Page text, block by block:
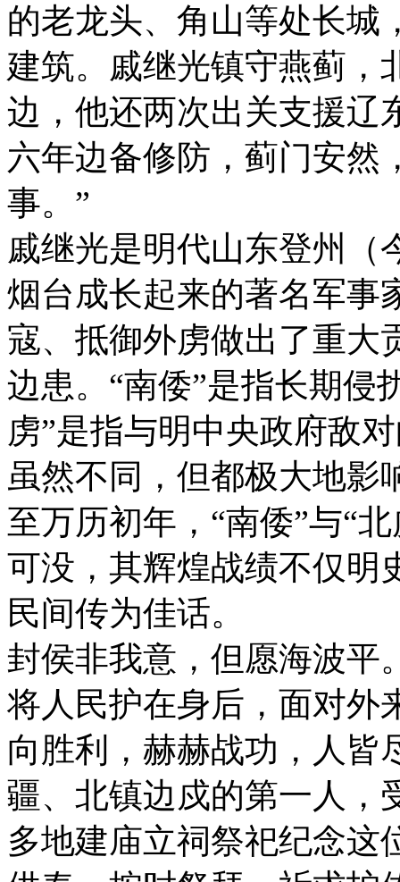
的老龙头、角山等处长城
建筑。戚继光镇守燕蓟，
边，他还两次出关支援辽
六年边备修防，蓟门安然
事。”
戚继光是明代山东登州（
烟台成长起来的著名军事
寇、抵御外虏做出了重大
边患。“南倭”是指长期侵
虏”是指与明中央政府敌
虽然不同，但都极大地影
至万历初年，“南倭”与“
可没，其辉煌战绩不仅明
民间传为佳话。
封侯非我意，但愿海波平
将人民护在身后，面对外
向胜利，赫赫战功，人皆
疆、北镇边戍的第一人，
多地建庙立祠祭祀纪念这